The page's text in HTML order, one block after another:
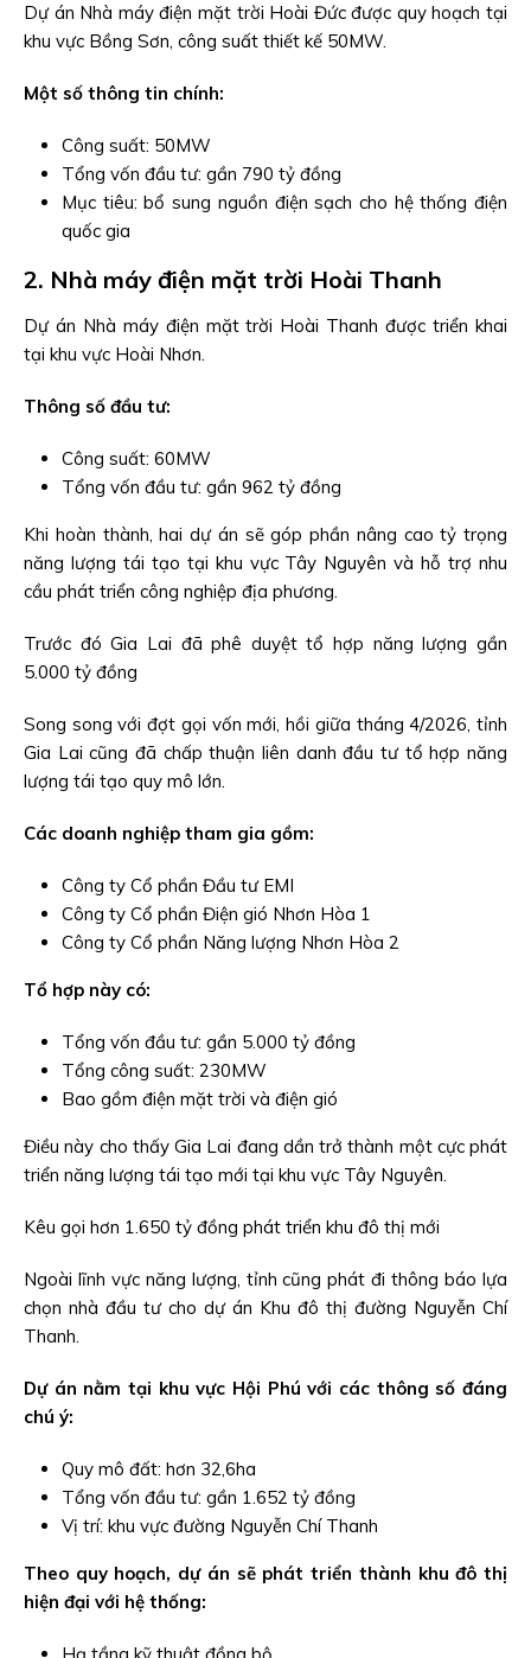
Dự án Nhà máy điện mặt trời Hoài Đức được quy hoạch tại
khu vực Bồng Sơn, công suất thiết kế 50MW.
Một số thông tin chính:
Công suất: 50MW
Tổng vốn đầu tư: gần 790 tỷ đồng
Mục tiêu: bổ sung nguồn điện sạch cho hệ thống điện
quốc gia
2. Nhà máy điện mặt trời Hoài Thanh
Dự án Nhà máy điện mặt trời Hoài Thanh được triển khai
tại khu vực Hoài Nhơn.
Thông số đầu tư:
Công suất: 60MW
Tổng vốn đầu tư: gần 962 tỷ đồng
Khi hoàn thành, hai dự án sẽ góp phần nâng cao tỷ trọng
năng lượng tái tạo tại khu vực Tây Nguyên và hỗ trợ nhu
cầu phát triển công nghiệp địa phương.
Trước đó Gia Lai đã phê duyệt tổ hợp năng lượng gần
5.000 tỷ đồng
Song song với đợt gọi vốn mới, hồi giữa tháng 4/2026, tỉnh
Gia Lai cũng đã chấp thuận liên danh đầu tư tổ hợp năng
lượng tái tạo quy mô lớn.
Các doanh nghiệp tham gia gồm:
Công ty Cổ phần Đầu tư EMI
Công ty Cổ phần Điện gió Nhơn Hòa 1
Công ty Cổ phần Năng lượng Nhơn Hòa 2
Tổ hợp này có:
Tổng vốn đầu tư: gần 5.000 tỷ đồng
Tổng công suất: 230MW
Bao gồm điện mặt trời và điện gió
Điều này cho thấy Gia Lai đang dần trở thành một cực phát
triển năng lượng tái tạo mới tại khu vực Tây Nguyên.
Kêu gọi hơn 1.650 tỷ đồng phát triển khu đô thị mới
Ngoài lĩnh vực năng lượng, tỉnh cũng phát đi thông báo lựa
chọn nhà đầu tư cho dự án Khu đô thị đường Nguyễn Chí
Thanh.
Dự án nằm tại khu vực Hội Phú với các thông số đáng
chú ý:
Quy mô đất: hơn 32,6ha
Tổng vốn đầu tư: gần 1.652 tỷ đồng
Vị trí: khu vực đường Nguyễn Chí Thanh
Theo quy hoạch, dự án sẽ phát triển thành khu đô thị
hiện đại với hệ thống: